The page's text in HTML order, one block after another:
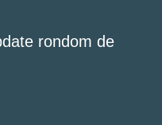
rondom de